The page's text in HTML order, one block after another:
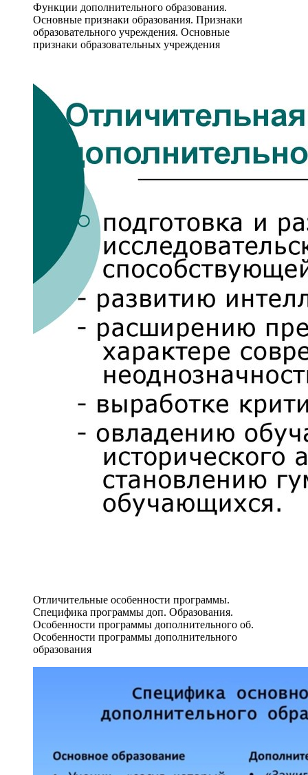
Функции дополнительного образования.
Основные признаки образования. Признаки
образовательного учреждения. Основные
признаки образовательных учреждения
Отличительные особенности программы.
Специфика программы доп. Образования.
Особенности программы дополнительного об.
Особенности программы дополнительного
образования